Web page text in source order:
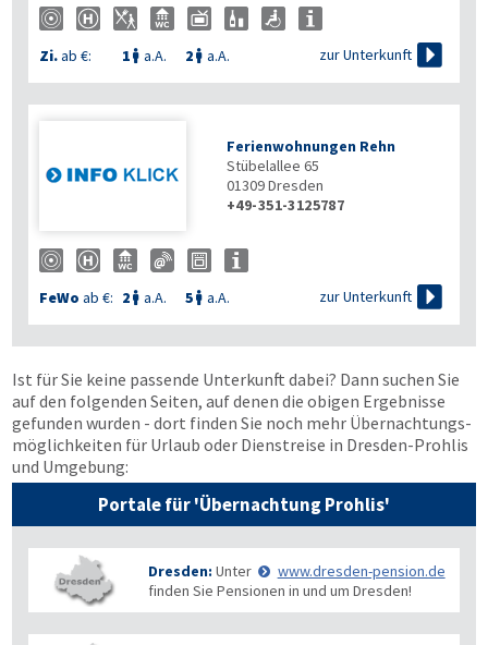
Zi.ab €: 1  a.A. 2  a.A. zur Unterkunft 
Ferienwohnungen Rehn
Stübelallee 65
01309Dresden
+49-351-3125787
FeWo ab €: 2  a.A. 5  a.A. zur Unterkunft 
Ist für Sie keine passende Unterkunft dabei? Dann suchen Sie
auf den folgenden Seiten, auf denen die obigen Ergebnisse
gefunden wurden - dort finden Sie noch mehr Übernachtungs­
möglichkeiten für Urlaub oder Dienstreise in Dresden-Prohlis
und Umgebung:
Portale für 'Übernachtung Prohlis'
Dresden: Unter
www.dresden-pension.de
finden Sie Pensionen in und um Dresden!